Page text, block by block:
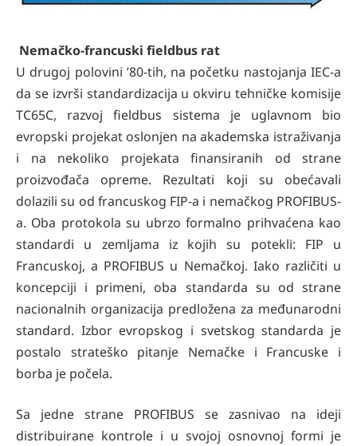
Nemačko-francuski fieldbus rat
U drugoj polovini ’80-tih, na početku nastojanja IEC-a
da se izvrši standardizacija u okviru tehničke komisije
TC65C, razvoj fieldbus sistema je uglavnom bio
evropski projekat oslonjen na akademska istraživanja
i na nekoliko projekata finansiranih od strane
proizvođača opreme. Rezultati koji su obećavali
dolazili su od francuskog FIP-a i nemačkog PROFIBUS-
a. Oba protokola su ubrzo formalno prihvaćena kao
standardi u zemljama iz kojih su potekli: FIP u
Francuskoj, a PROFIBUS u Nemačkoj. Iako različiti u
koncepciji i primeni, oba standarda su od strane
nacionalnih organizacija predložena za međunarodni
standard. Izbor evropskog i svetskog standarda je
postalo strateško pitanje Nemačke i Francuske i
borba je počela.
Sa jedne strane PROFIBUS se zasnivao na ideji
distribuirane kontrole i u svojoj osnovnoj formi je